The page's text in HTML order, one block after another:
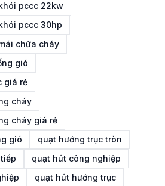
pccc 22kw
pccc 30hp
chữa cháy
gió
giá rẻ
cháy
cháy giá rẻ
gió
quạt hướng trục tròn
quạt hút công nghiệp
quạt hút hướng trục